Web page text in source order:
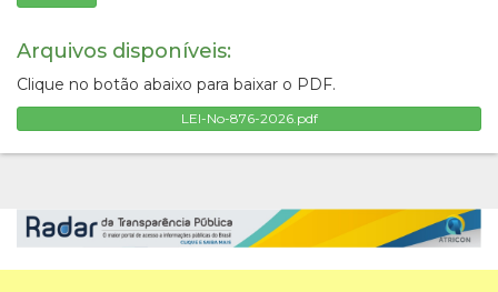
Arquivos disponíveis:
Clique no botão abaixo para baixar o PDF.
LEI-No-876-2026.pdf